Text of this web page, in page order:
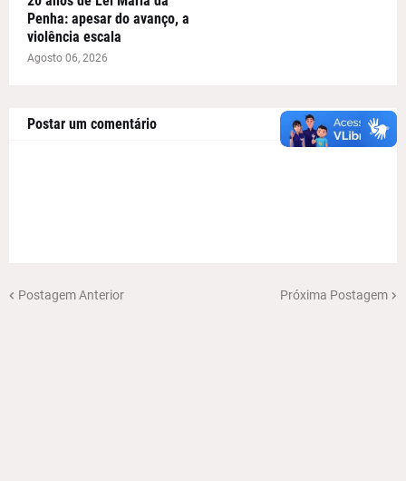
Penha: apesar do avanço, a
violência escala
Agosto 06, 2026
Postar um comentário
Postagem Anterior Próxima Postagem